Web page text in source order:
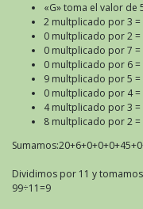
«G» toma el valor
2 multplicado por 3
0 multplicado por 2
0 multplicado por 7
0 multplicado por 6
9 multplicado por 5 =
0 multplicado por 4
4 multplicado por 3 =
8 multplicado por 2 =
Dividimos por 11 y
99÷11=9